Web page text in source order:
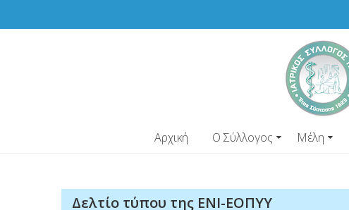
Αρχική Ο Σύλλογος Μέλη
Δελτίο τύπου της ΕΝΙ-ΕΟΠΥΥ